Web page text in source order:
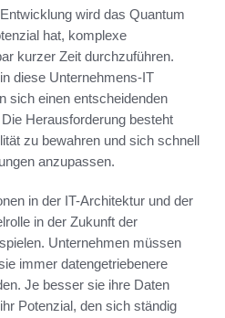
wird das Quantum
hat, komplexe
kurzer Zeit durchzuführen.
diese Unternehmens-IT
sich einen entscheidenden
Herausforderung besteht
zu bewahren und sich schnell
anzupassen.
in der IT-Architektur und der
in der Zukunft der
Unternehmen müssen
immer datengetriebenere
Je besser sie ihre Daten
Potenzial, den sich ständig